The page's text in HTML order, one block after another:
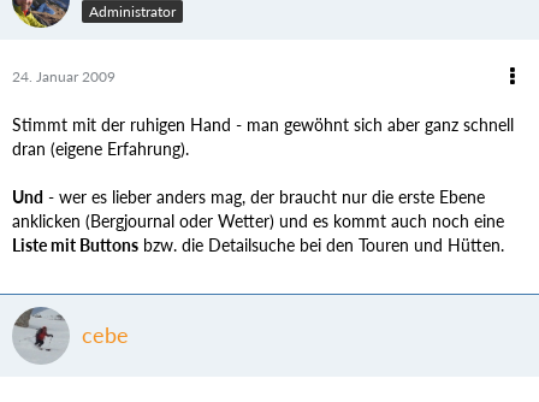
Administrator
24. Januar 2009
Stimmt mit der ruhigen Hand - man gewöhnt sich aber ganz schnell
dran (eigene Erfahrung).
Und - wer es lieber anders mag, der braucht nur die erste Ebene
anklicken (Bergjournal oder Wetter) und es kommt auch noch eine
Liste mit Buttons bzw. die Detailsuche bei den Touren und Hütten.
cebe